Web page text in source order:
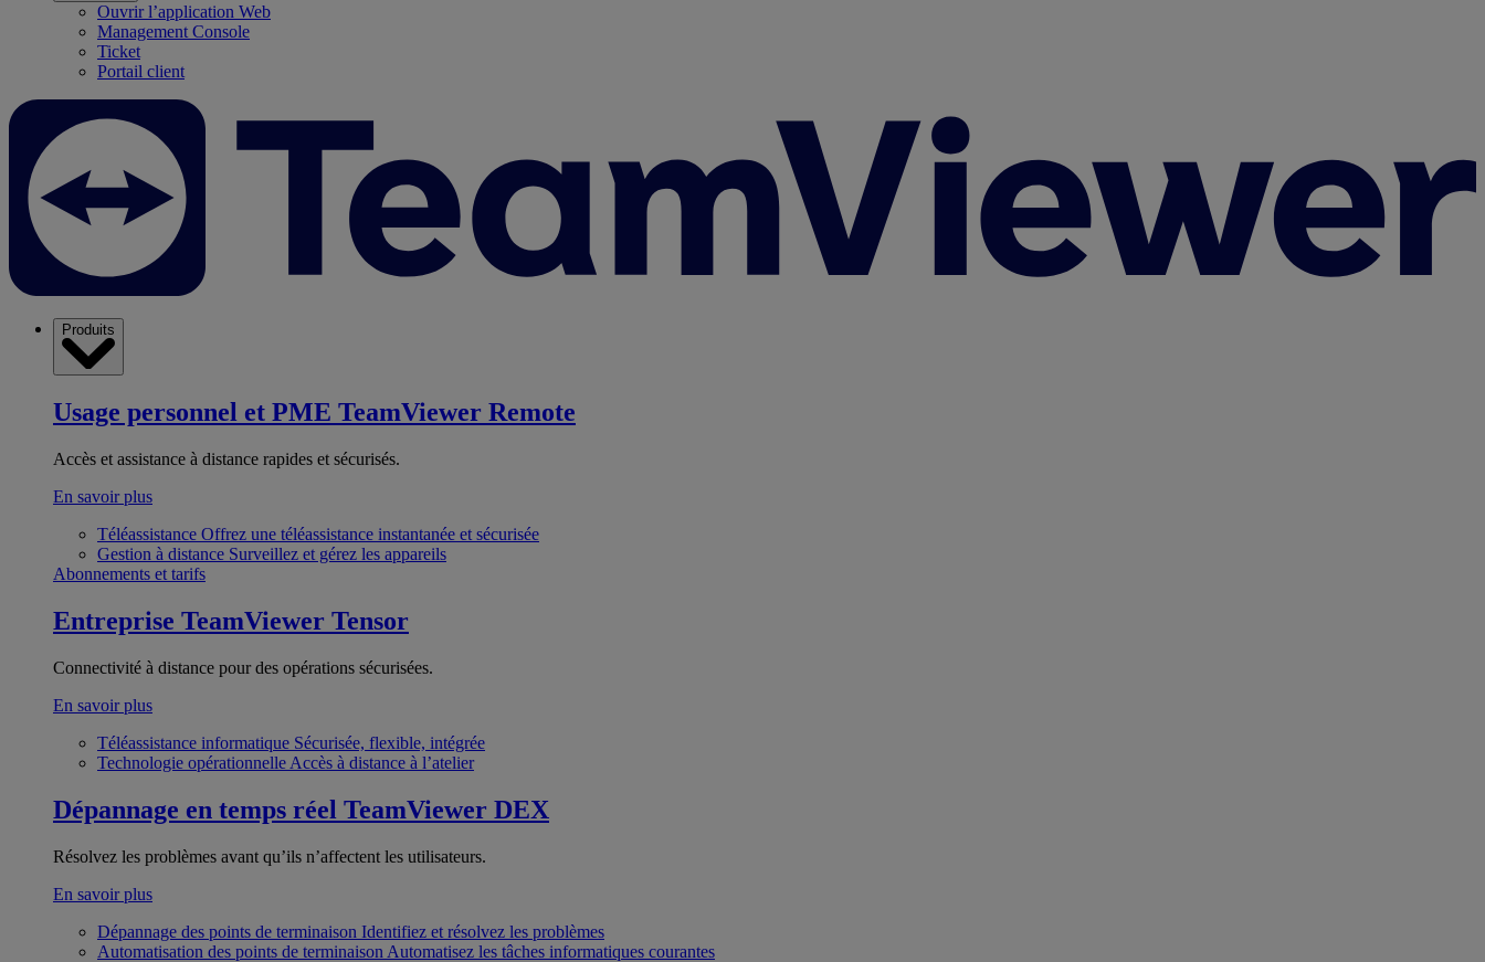
Ouvrir l’application Web
Management Console
Ticket
Portail client
Produits
Usage personnel et PME TeamViewer Remote
Accès et assistance à distance rapides et sécurisés.
En savoir plus
Téléassistance Offrez une téléassistance instantanée et sécurisée
Gestion à distance Surveillez et gérez les appareils
Abonnements et tarifs
Entreprise TeamViewer Tensor
Connectivité à distance pour des opérations sécurisées.
En savoir plus
Téléassistance informatique Sécurisée, flexible, intégrée
Technologie opérationnelle Accès à distance à l’atelier
Dépannage en temps réel TeamViewer DEX
Résolvez les problèmes avant qu’ils n’affectent les utilisateurs.
En savoir plus
Dépannage des points de terminaison Identifiez et résolvez les problèmes
Automatisation des points de terminaison Automatisez les tâches informatiques courantes